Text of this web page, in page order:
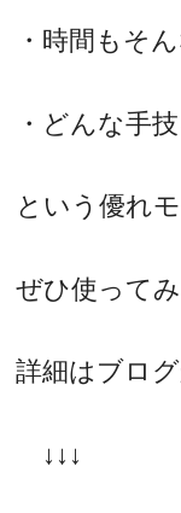
・時間もそ
・どんな手
という優れモ
ぜひ使って
詳細はブロ
↓↓↓